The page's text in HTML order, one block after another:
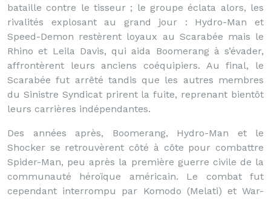
bataille contre le tisseur ; le groupe éclata alors, les
rivalités explosant au grand jour : Hydro-Man et
Speed-Demon restèrent loyaux au Scarabée mais le
Rhino et Leila Davis, qui aida Boomerang à s’évader,
affrontèrent leurs anciens coéquipiers. Au final, le
Scarabée fut arrêté tandis que les autres membres
du Sinistre Syndicat prirent la fuite, reprenant bientôt
leurs carrières indépendantes.
Des années après, Boomerang, Hydro-Man et le
Shocker se retrouvèrent côté à côte pour combattre
Spider-Man, peu après la première guerre civile de la
communauté héroïque américain. Le combat fut
cependant interrompu par Komodo (Melati) et War-